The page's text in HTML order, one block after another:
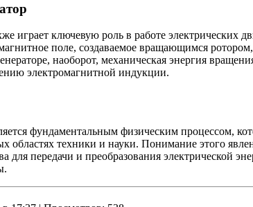
играет ключевую роль в работе электрических
поле, создаваемое вращающимся
наоборот, механическая энергия
электромагнитной индукции.
фундаментальным физическим процессом,
областях техники и науки. Понимание этого
для передачи и преобразования электрической